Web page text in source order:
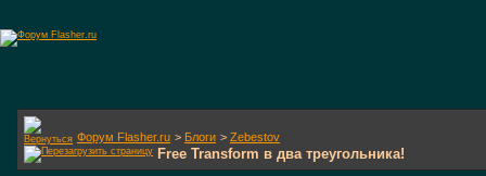
Форум Flasher.ru > Блоги > Zebestov
Free Transform в два треугольника!